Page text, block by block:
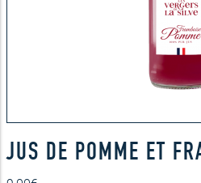
JUS DE POMME ET